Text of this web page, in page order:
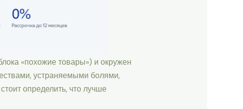
«похожие товары») и окружен
устраняемыми болями,
определить, что лучше